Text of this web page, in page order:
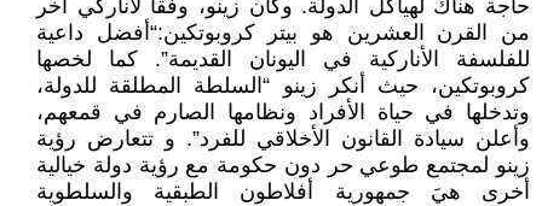
حاجة هناك لهياكل الدولة. وكان زينو، وفقا لأناركي آخر
من القرن العشرين هو بيتر كروبوتكين:“أفضل داعية
للفلسفة الأناركية في اليونان القديمة”. كما لخصها
كروبوتكين، حيث أنكر زينو “السلطة المطلقة للدولة،
وتدخلها في حياة الأفراد ونظامها الصارم في قمعهم،
وأعلن سيادة القانون الأخلاقي للفرد”. و تتعارض رؤية
زينو لمجتمع طوعي حر دون حكومة مع رؤية دولة خيالية
أخرى هيَ جمهورية أفلاطون الطبقية والسلطوية